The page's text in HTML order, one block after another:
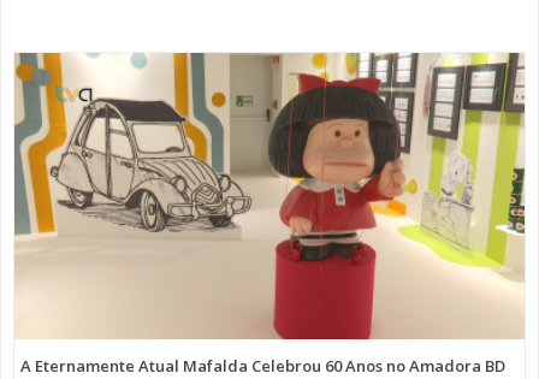
A Eternamente Atual Mafalda Celebrou 60 Anos no Amadora BD